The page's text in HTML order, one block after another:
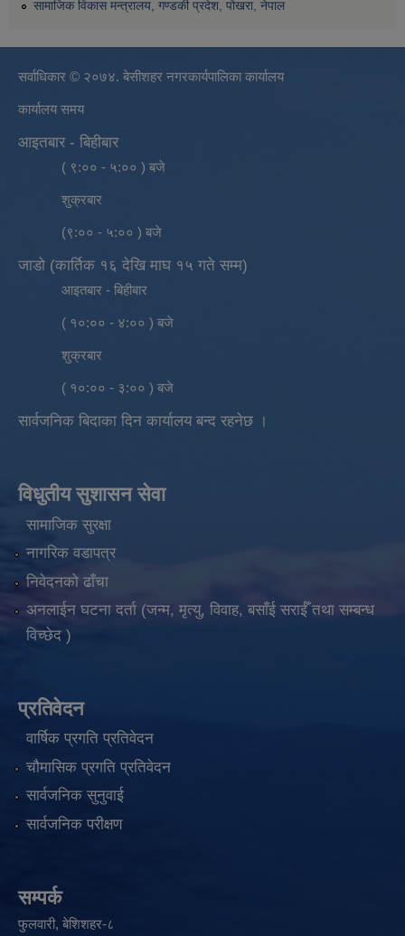
सामाजिक विकास मन्त्रालय, गण्डकी प्रदेश, पोखरा, नेपाल
सर्वाधिकार © २०७४. बेसीशहर नगरकार्यपालिका कार्यालय
कार्यालय समय
आइतबार - बिहीबार
( ९:०० - ५:०० ) बजे
शुक्रबार
(९:०० - ५:०० ) बजे
जाडो (कार्तिक १६ देखि माघ १५ गते सम्म)
आइतबार - बिहीबार
( १०:०० - ४:०० ) बजे
शुक्रबार
( १०:०० - ३:०० ) बजे
सार्वजनिक बिदाका दिन कार्यालय बन्द रहनेछ ।
विधुतीय सुशासन सेवा
सामाजिक सुरक्षा
नागरिक वडापत्र
निवेदनको ढाँचा
अनलाईन घटना दर्ता (जन्म, मृत्यु, विवाह, बसाँई सराईँ तथा सम्बन्ध
विच्छेद )
प्रतिवेदन
वार्षिक प्रगति प्रतिवेदन
चौमासिक प्रगति प्रतिवेदन
सार्वजनिक सुनुवाई
सार्वजनिक परीक्षण
सम्पर्क
फुलवारी, बेशिशहर-८